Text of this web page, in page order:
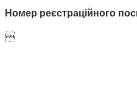
Номер реєстраційного
